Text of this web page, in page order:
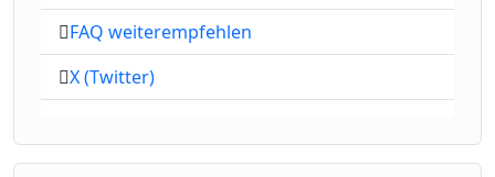
FAQ weiterempfehlen
X (Twitter)